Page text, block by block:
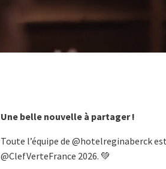
Une belle nouvelle à partager !
Toute l’équipe de @hotelreginaberck
@ClefVerteFrance 2026. 💚